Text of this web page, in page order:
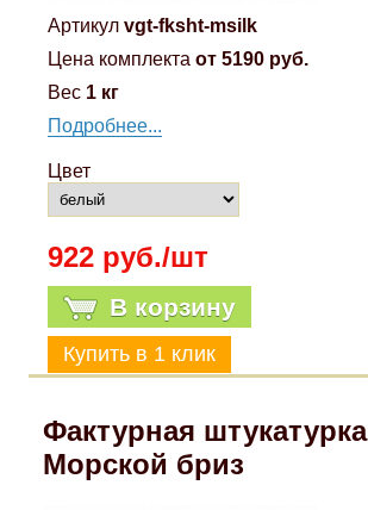
Артикул vgt-fksht-msilk
Цена комплекта от 5190 руб.
Вес 1 кг
Подробнее...
Цвет
922 руб./шт
В корзину
Фактурная штукатурка
Морской бриз